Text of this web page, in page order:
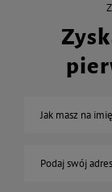
Jak masz na
Podaj swój